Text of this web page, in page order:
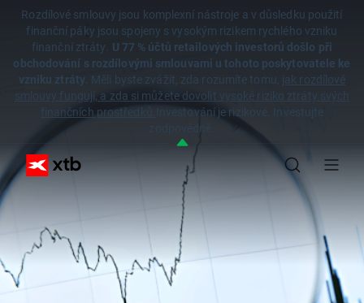
Rozdílové smlouvy jsou komplexní nástroje a v důsledku použití
finanční páky jsou spojeny s vysokým rizikem rychlého vzniku
finanční ztráty. U 77 % účtů retailových investorů došlo při
obchodování s rozdílovými smlouvami u tohoto poskytovatele ke
vzniku ztráty. Měli byste zvážit, zda rozumíte tomu, jak rozdílové
smlouvy fungují, a zda si můžete dovolit vysoké riziko ztráty svých
finančních prostředků. Investování je rizikové. Investujte
zodpovědně.